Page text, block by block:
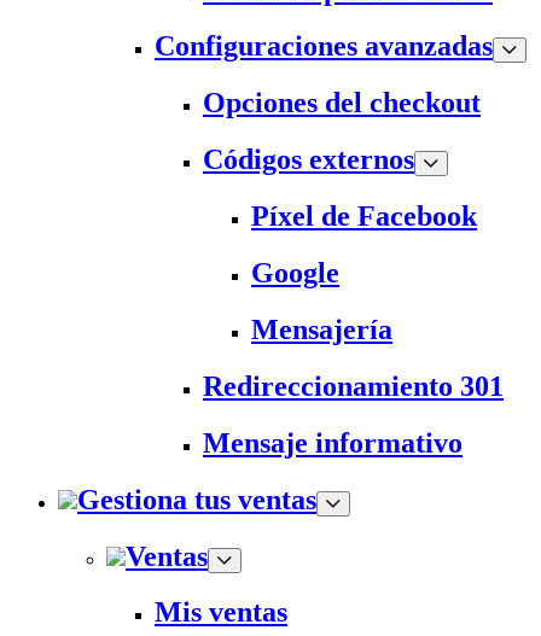
Configuraciones avanzadas
Opciones del checkout
Códigos externos
Píxel de Facebook
Google
Mensajería
Redireccionamiento 301
Mensaje informativo
Gestiona tus ventas
Ventas
Mis ventas